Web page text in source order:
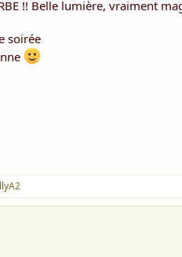
!! Belle lumière, vraiment
soirée